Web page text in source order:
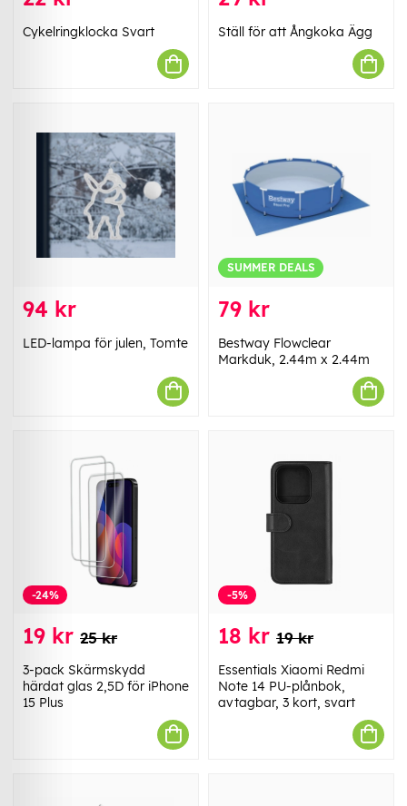
Cykelringklocka Svart Ställ för att Ångkoka Ägg
94 kr
LED-lampa för julen, Tomte
SUMMER DEALS
79 kr
Bestway Flowclear
Markduk, 2.44m x 2.44m
-24%
19 kr 25 kr
3-pack Skärmskydd
härdat glas 2,5D för iPhone
15 Plus
-5%
18 kr 19 kr
Essentials Xiaomi Redmi
Note 14 PU-plånbok,
avtagbar, 3 kort, svart